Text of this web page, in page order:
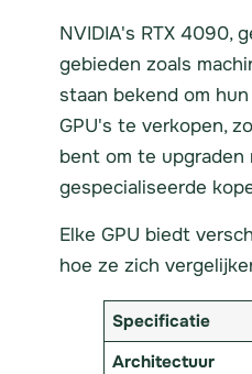
NVIDIA's RTX 4090,
gebieden zoals
staan bekend om
GPU's te verkopen,
bent om te
gespecialiseerde
Elke GPU biedt
hoe ze zich
Specificatie
Architectuur